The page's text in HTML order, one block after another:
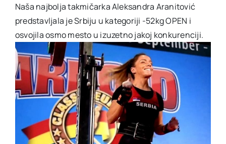
Naša najbolja takmičarka Aleksandra Aranitović
predstavljala je Srbiju u kategoriji -52kg OPEN i
osvojila osmo mesto u izuzetno jakoj konkurenciji.